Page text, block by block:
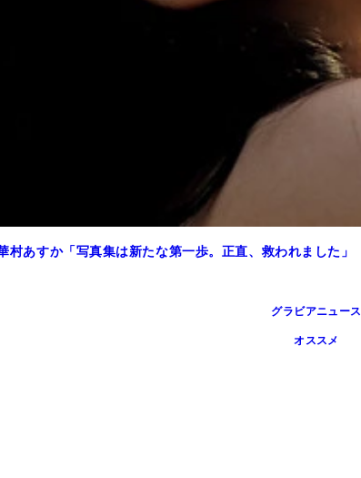
あすか「写真集は新たな第一歩。正直、救われました」
グラビアニュース
オススメ